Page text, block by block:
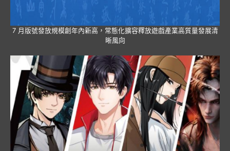
7 月版號發放規模創年內新高，常態化擴容釋放遊戲產業高質量發展清
晰風向